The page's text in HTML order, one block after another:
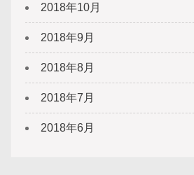
2018年10月
2018年9月
2018年8月
2018年7月
2018年6月